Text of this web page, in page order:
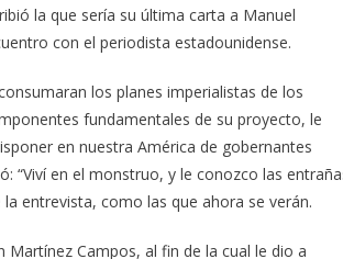
la que sería su última carta a Manuel
con el periodista estadounidense.
los planes imperialistas de los
fundamentales de su proyecto, le
en nuestra América de gobernantes
“Viví en el monstruo, y le conozco las
entrevista, como las que ahora se verán.
Campos, al fin de la cual le dio a